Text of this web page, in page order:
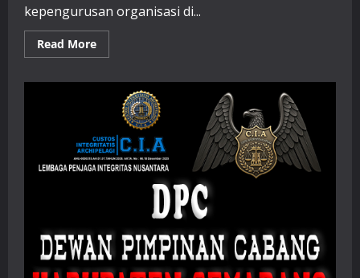
kepengurusan organisasi di...
Read MoreRead
more
Dewan
Pimpinan
Cabang
)/
Branch
Leadership
Council